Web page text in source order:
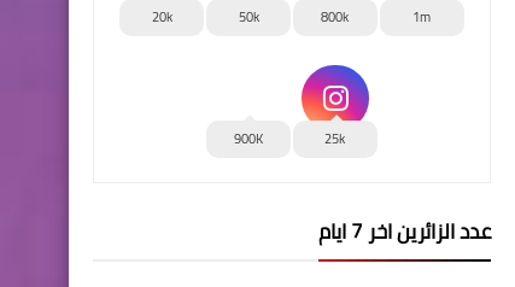
1m
800k
50k
20k
25k
900K
عدد الزائرين اخر 7 ايام